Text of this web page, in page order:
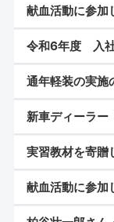
献血活動に参加
令和6年度 入
通年軽装の実施
新車ディーラー
実習教材を寄贈
献血活動に参加